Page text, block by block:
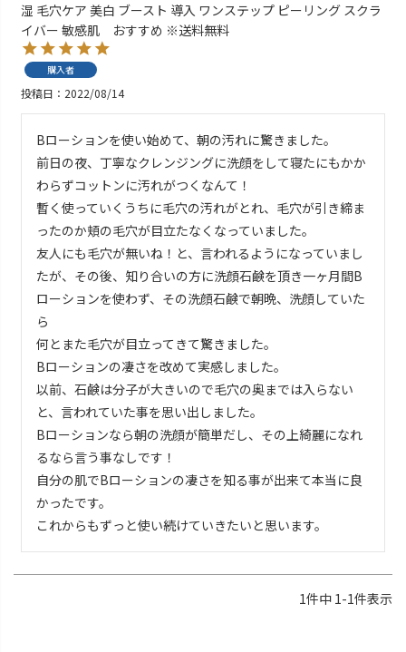
湿 毛穴ケア 美白 ブースト 導入 ワンステップ ピーリング スクラ
イバー 敏感肌 おすすめ ※送料無料
購入者
投稿日 2022/08/14
Bローションを使い始めて、朝の汚れに驚きました。
前日の夜、丁寧なクレンジングに洗顔をして寝たにもかか
わらずコットンに汚れがつくなんて！
暫く使っていくうちに毛穴の汚れがとれ、毛穴が引き締ま
ったのか頬の毛穴が目立たなくなっていました。
友人にも毛穴が無いね！と、言われるようになっていまし
たが、その後、知り合いの方に洗顔石鹸を頂き一ヶ月間B
ローションを使わず、その洗顔石鹸で朝晩、洗顔していた
ら
何とまた毛穴が目立ってきて驚きました。
Bローションの凄さを改めて実感しました。
以前、石鹸は分子が大きいので毛穴の奥までは入らない
と、言われていた事を思い出しました。
Bローションなら朝の洗顔が簡単だし、その上綺麗になれ
るなら言う事なしです！
自分の肌でBローションの凄さを知る事が出来て本当に良
かったです。
これからもずっと使い続けていきたいと思います。
1件中 1-1件表示